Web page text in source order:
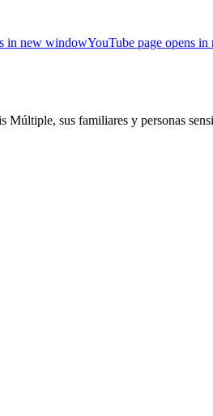
in new windowYouTube page opens
sus familiares y personas